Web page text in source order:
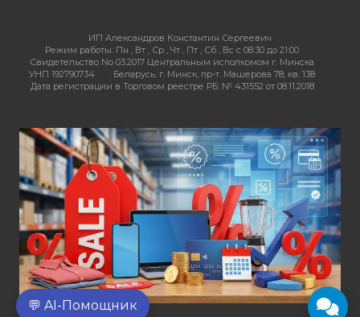
ИП Александров Константин Сергеевич
Режим работы: Пн , Вт , Ср , Чт , Пт , Сб , Вс c 08:30 до 21:00
Свидетельство No 03.2017 Центральным исполкомом г. Минска
УНП 192790734
Беларусь. г. Минск, пр-т. Машерова 78, кв. 138
Дата регистрации в Торговом реестре РБ: № 431552 от 08.11.2018
💬 AI-Помощник